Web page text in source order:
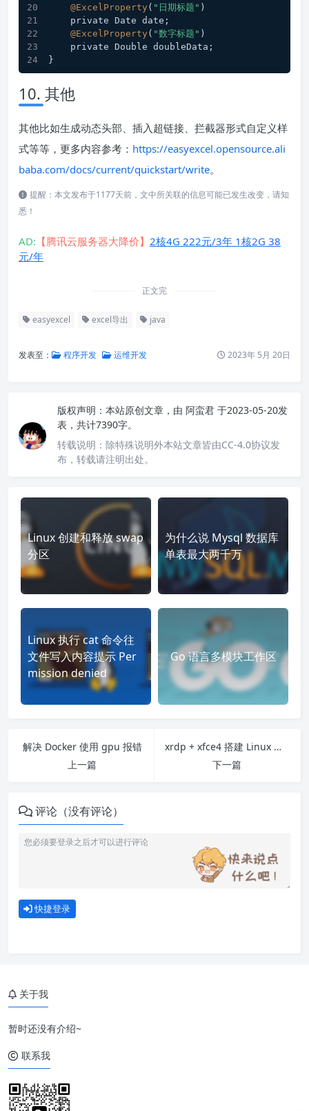
@ExcelProperty ( "日期标题" )
    private Date date;
@ExcelProperty ( "数字标题" )
    private Double doubleData;
}
10. 其他
其他比如生成动态头部、插入超链接、拦截器形式自定义样
式等等，更多内容参考： https://easyexcel.opensource.ali
baba.com/docs/current/quickstart/write。
提醒：本文发布于1177天前，文中所关联的信息可能已发生改变，请知
悉！
AD: 【腾讯云服务器大降价】 2核4G 222元/3年 1核2G 38
元/年
正文完
easyexcel excel导出 java
发表至： 程序开发 运维开发 2023年 5月 20日
版权声明： 本站原创文章，由 阿蛮君 于2023-05-20发
表，共计7390字。
转载说明： 除特殊说明外本站文章皆由CC-4.0协议发
布，转载请注明出处。
Linux 创建和释放 swap
分区
为什么说 Mysql 数据库
单表最大两千万
Linux 执行 cat 命令往
文件写入内容提示 Per
mission denied
Go 语言多模块工作区
解决 Docker 使用 gpu 报错
上一篇
xrdp + xfce4 搭建 Linux 远程桌面
下一篇
评论（没有评论）
快捷登录
关于我
暂时还没有介绍~
联系我